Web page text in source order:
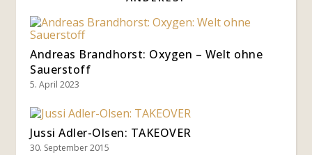
Andreas Brandhorst: Oxygen – Welt ohne
Sauerstoff
5. April 2023
Jussi Adler-Olsen: TAKEOVER
30. September 2015